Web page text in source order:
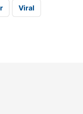
Viral